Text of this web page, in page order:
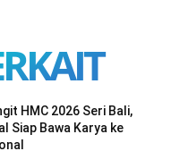
HMC 2026 Seri Bali,
Siap Bawa Karya ke